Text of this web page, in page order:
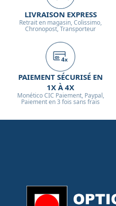
LIVRAISON EXPRESS
Retrait en magasin, Colissimo,
Chronopost, Transporteur
PAIEMENT SÉCURISÉ EN
1X À 4X
Monético CIC Paiement, Paypal,
Paiement en 3 fois sans frais